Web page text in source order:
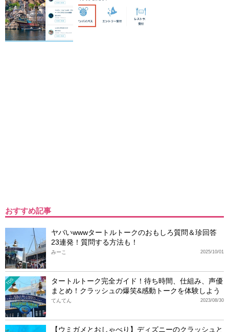
おすすめ記事
ヤバいwwwタートルトークのおもしろ質問＆珍回答
23連発！質問する方法も！
2025/10/01
みーこ
TDS
タートルトーク完全ガイド！待ち時間、仕組み、声優
まとめ！クラッシュの爆笑&感動トークを体験しよう
2023/08/30
てんてん
【ウミガメとおしゃべり】ディズニーのクラッシュと